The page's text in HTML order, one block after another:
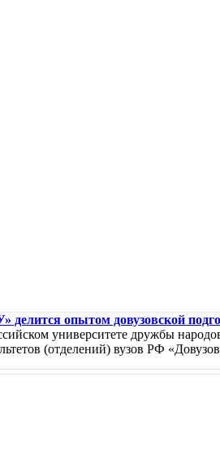
делится опытом довузовской
университете дружбы
(отделений) вузов РФ